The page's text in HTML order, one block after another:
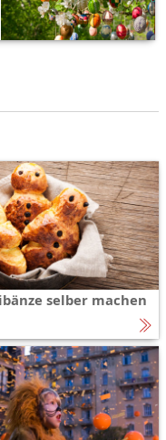
selber machen